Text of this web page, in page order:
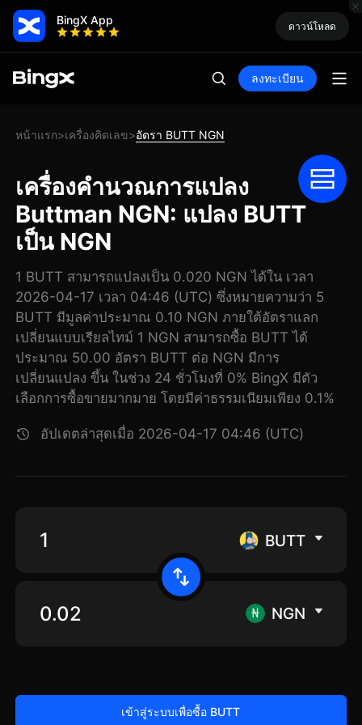
BingX App ดาวน์โหลด
ลงทะเบียน
หน้าแรก>เครื่องคิดเลข>อัตรา BUTT NGN
เครื่องคำนวณการแปลง
Buttman NGN: แปลง BUTT
เป็น NGN
1 BUTT สามารถแปลงเป็น 0.020 NGN ได้ใน เวลา
2026-04-17 เวลา 04:46 (UTC) ซึ่งหมายความว่า 5
BUTT มีมูลค่าประมาณ 0.10 NGN ภายใต้อัตราแลก
เปลี่ยนแบบเรียลไทม์ 1 NGN สามารถซื้อ BUTT ได้
ประมาณ 50.00 อัตรา BUTT ต่อ NGN มีการ
เปลี่ยนแปลง ขึ้น ในช่วง 24 ชั่วโมงที่ 0% BingX มีตัว
เลือกการซื้อขายมากมาย โดยมีค่าธรรมเนียมเพียง 0.1%
อัปเดตล่าสุดเมื่อ 2026-04-17 04:46 (UTC)
BUTT
NGN
เข้าสู่ระบบเพื่อซื้อ BUTT